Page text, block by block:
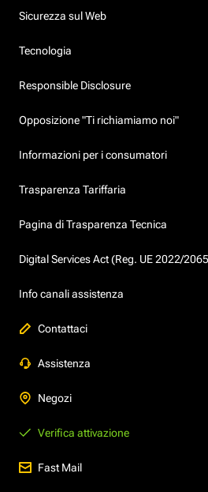
Sicurezza sul Web
Tecnologia
Responsible Disclosure
Opposizione "Ti richiamiamo noi"
Informazioni per i consumatori
Trasparenza Tariffaria
Pagina di Trasparenza Tecnica
Digital Services Act (Reg. UE 2022/
Info canali assistenza
Contattaci
Assistenza
Negozi
Verifica attivazione
Fast Mail